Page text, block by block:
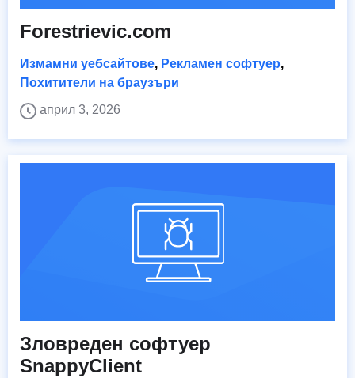
Forestrievic.com
Измамни уебсайтове, Рекламен софтуер,
Похитители на браузъри
април 3, 2026
Зловреден софтуер
SnappyClient